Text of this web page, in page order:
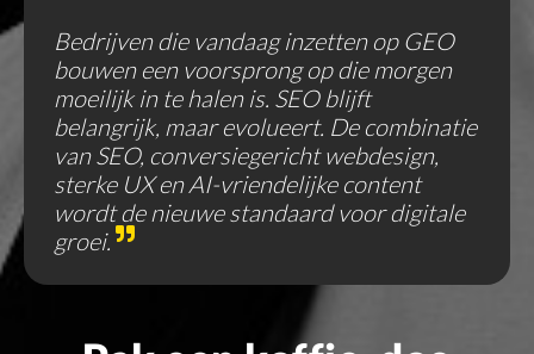
Bedrijven die vandaag inzetten op GEO
bouwen een voorsprong op die morgen
moeilijk in te halen is. SEO blijft
belangrijk, maar evolueert. De combinatie
van SEO, conversiegericht webdesign,
sterke UX en AI-vriendelijke content
wordt de nieuwe standaard voor digitale
groei.